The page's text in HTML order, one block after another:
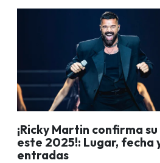
¡Ricky Martin confirma
este 2025!: Lugar, fecha
entradas